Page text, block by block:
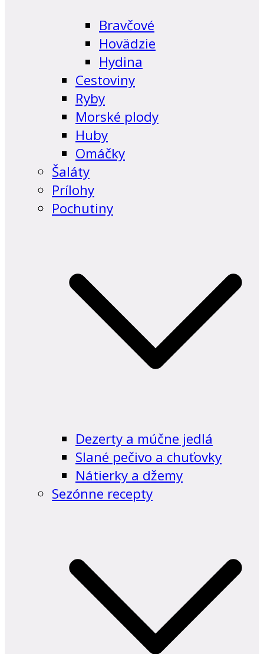
Bravčové
Hovädzie
Hydina
Cestoviny
Ryby
Morské plody
Huby
Omáčky
Šaláty
Prílohy
Pochutiny
Dezerty a múčne jedlá
Slané pečivo a chuťovky
Nátierky a džemy
Sezónne recepty